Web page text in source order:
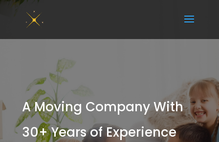
A Moving Company With
30+ Years of Experience